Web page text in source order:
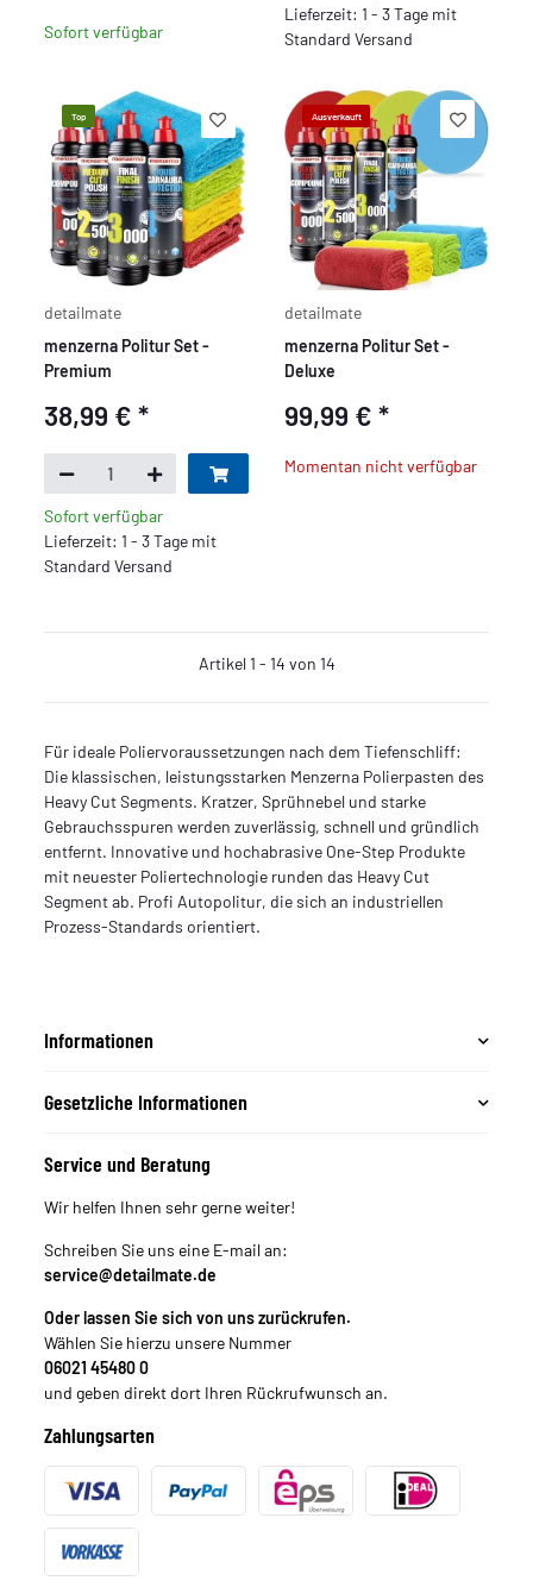
Sofort verfügbar
Lieferzeit: 1 - 3 Tage mit
Standard Versand
Top
detailmate
menzerna Politur Set -
Premium
38,99 €*
Sofort verfügbar
Lieferzeit: 1 - 3 Tage mit
Standard Versand
Ausverkauft
detailmate
menzerna Politur Set -
Deluxe
99,99 € *
Momentan nicht verfügbar
Artikel 1 - 14 von 14
Für ideale Poliervoraussetzungen nach dem Tiefenschliff:
Die klassischen, leistungsstarken Menzerna Polierpasten des
Heavy Cut Segments. Kratzer, Sprühnebel und starke
Gebrauchsspuren werden zuverlässig, schnell und gründlich
entfernt. Innovative und hochabrasive One-Step Produkte
mit neuester Poliertechnologie runden das Heavy Cut
Segment ab. Profi Autopolitur, die sich an industriellen
Prozess-Standards orientiert.
Informationen
Gesetzliche Informationen
Service und Beratung
Wir helfen Ihnen sehr gerne weiter!
Schreiben Sie uns eine E-mail an:
service@detailmate.de
Oder lassen Sie sich von uns zurückrufen.
Wählen Sie hierzu unsere Nummer
06021 45480 0
und geben direkt dort Ihren Rückrufwunsch an.
Zahlungsarten